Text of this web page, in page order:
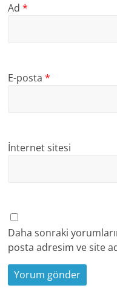
Ad*
E-posta*
İnternet sitesi
Daha sonraki
posta adresim ve site